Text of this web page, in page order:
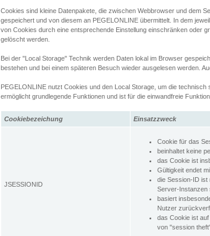
Cookies sind kleine Datenpakete, die zwischen Webbrowser und dem
gespeichert und von diesem an PEGELONLINE übermittelt. In dem
von Cookies durch eine entsprechende Einstellung einschränken oder
gelöscht werden.
Bei der "Local Storage" Technik werden Daten lokal im Browser
bestehen und bei einem späteren Besuch wieder ausgelesen werden.
PEGELONLINE nutzt Cookies und den Local Storage, um die
ermöglicht grundlegende Funktionen und ist für die einwandfreie
Cookiebezeichung Einsatzzweck
JSESSIONID
Cookie für das
beinhaltet keine
das Cookie ist
Gültigkeit endet
die Session-ID ist
Server-Instanzen
basiert
Nutzer
das Cookie ist
von "session